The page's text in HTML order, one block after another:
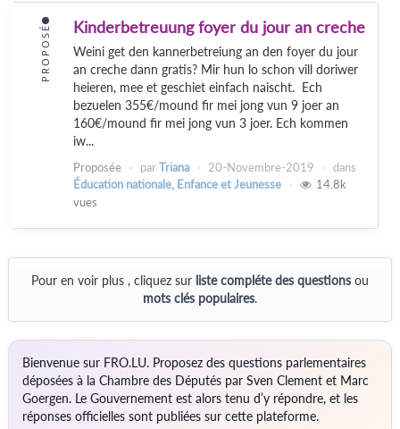
PROPOSÉ Kinderbetreuung foyer du jour an creche
Weini get den kannerbetreiung an den foyer du jour
an creche dann gratis? Mir hun lo schon vill doriwer
heieren, mee et geschiet einfach naischt. Ech
bezuelen 355€/mound fir mei jong vun 9 joer an
160€/mound fir mei jong vun 3 joer. Ech kommen
iw...
Proposée parTriana 20-Novembre-2019
dans
Éducation nationale, Enfance et Jeunesse
14.8k
vues
Pour en voir plus , cliquez sur liste compléte des questions ou
mots clés populaires.
Bienvenue sur FRO.LU. Proposez des questions parlementaires
déposées à la Chambre des Députés par Sven Clement et Marc
Goergen. Le Gouvernement est alors tenu d’y répondre, et les
réponses officielles sont publiées sur cette plateforme.